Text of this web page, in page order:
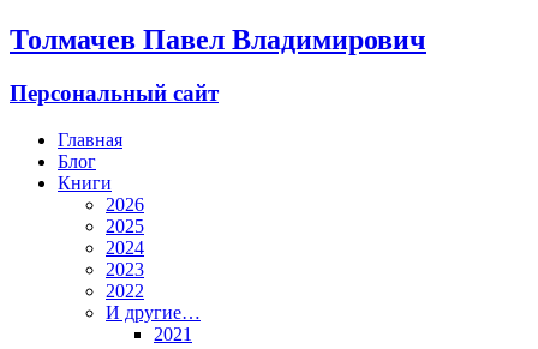
Толмачев Павел Владимирович
Персональный сайт
Главная
Блог
Книги
2026
2025
2024
2023
2022
И другие…
2021